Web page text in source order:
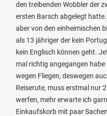
den treibenden Wobbler der
ersten Barsch abgelegt
aber von den einheimischen
als 13 jähriger der kein
kein Englisch können geht.
mal richtig angegangen
wegen Fliegen, deswegen
Reiserute, muss erstmal nur
werfen, mehr erwarte ich
Einkaufskorb mit paar